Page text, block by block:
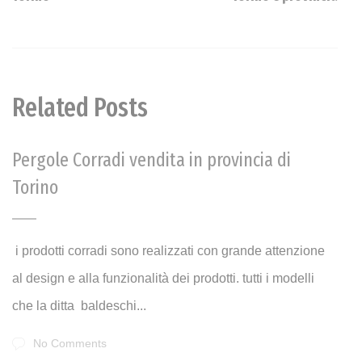
Related Posts
Pergole Corradi vendita in provincia di
Torino
i prodotti corradi sono realizzati con grande attenzione
al design e alla funzionalità dei prodotti. tutti i modelli
che la ditta baldeschi...
No Comments